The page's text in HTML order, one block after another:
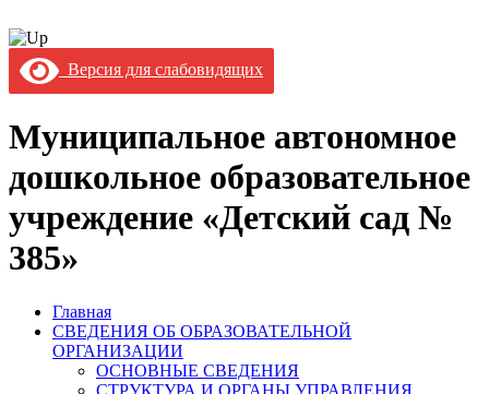
Версия для слабовидящих
Муниципальное автономное
дошкольное образовательное
учреждение «Детский сад №
385»
Главная
СВЕДЕНИЯ ОБ ОБРАЗОВАТЕЛЬНОЙ
ОРГАНИЗАЦИИ
ОСНОВНЫЕ СВЕДЕНИЯ
СТРУКТУРА И ОРГАНЫ УПРАВЛЕНИЯ